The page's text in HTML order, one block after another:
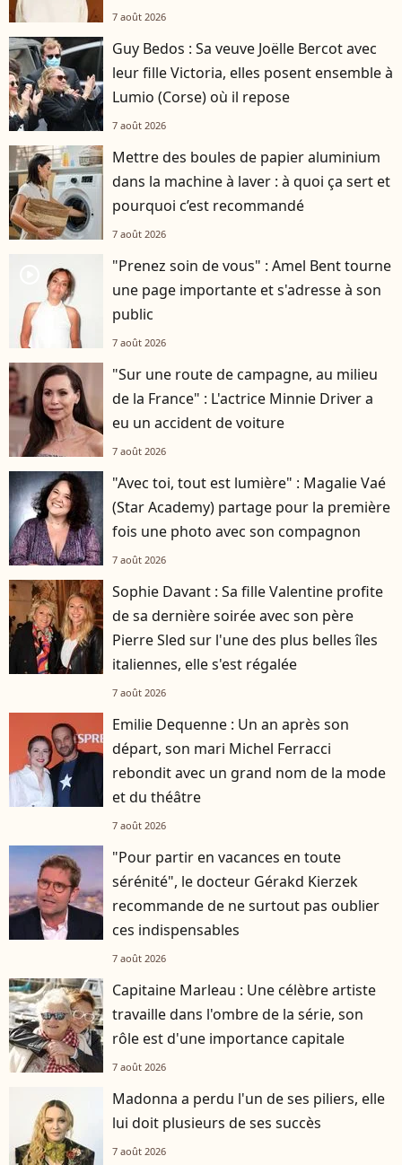
7 août 2026
Guy Bedos : Sa veuve Joëlle Bercot avec
leur fille Victoria, elles posent ensemble à
Lumio (Corse) où il repose
7 août 2026
Mettre des boules de papier aluminium
dans la machine à laver : à quoi ça sert et
pourquoi c’est recommandé
7 août 2026
"Prenez soin de vous" : Amel Bent tourne
une page importante et s'adresse à son
public
7 août 2026
"Sur une route de campagne, au milieu
de la France" : L'actrice Minnie Driver a
eu un accident de voiture
7 août 2026
"Avec toi, tout est lumière" : Magalie Vaé
(Star Academy) partage pour la première
fois une photo avec son compagnon
7 août 2026
Sophie Davant : Sa fille Valentine profite
de sa dernière soirée avec son père
Pierre Sled sur l'une des plus belles îles
italiennes, elle s'est régalée
7 août 2026
Emilie Dequenne : Un an après son
départ, son mari Michel Ferracci
rebondit avec un grand nom de la mode
et du théâtre
7 août 2026
"Pour partir en vacances en toute
sérénité", le docteur Gérakd Kierzek
recommande de ne surtout pas oublier
ces indispensables
7 août 2026
Capitaine Marleau : Une célèbre artiste
travaille dans l'ombre de la série, son
rôle est d'une importance capitale
7 août 2026
Madonna a perdu l'un de ses piliers, elle
lui doit plusieurs de ses succès
7 août 2026